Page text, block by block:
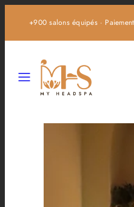
passer
contenu
+900 salons équipés ·
Menu